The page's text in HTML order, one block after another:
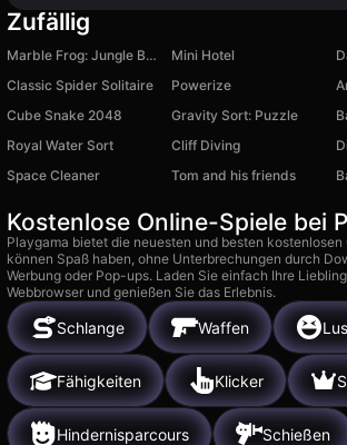
Zufällig
Marble Frog: Jungle Ball Blast Mini Hotel
Classic Spider Solitaire
Powerize
Cube Snake 2048
Gravity Sort: Puzzle
Royal Water Sort
Cliff Diving
Space Cleaner
Tom and his friends
Kostenlose Online-Spiele bei
Playgama bietet die neuesten und besten
können Spaß haben, ohne Unterbrechungen durch
Werbung oder Pop-ups. Laden Sie einfach Ihre
Webbrowser und genießen Sie das Erlebnis.
Schlange Waffen
Fähigkeiten Klicker
Hindernisparcours Schießen